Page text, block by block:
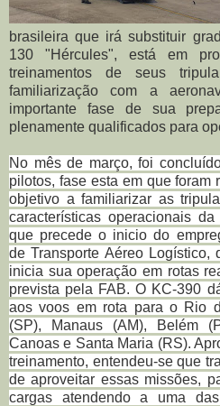
brasileira que irá substituir
130 "Hércules", está em
treinamentos de seus
familiarização com a
importante fase de sua
plenamente qualificados para
No mês de março, foi
pilotos, fase esta em que foram
objetivo a familiarizar as
características operacionais
que precede o inicio do
deTransporte Aéreo Logístico,
inicia sua operação em rotas
prevista pela FAB. O KC-390
aos voos em rota para o Rio
(SP), Manaus (AM), Belém
Canoas e Santa Maria (RS).
treinamento, entendeu-se que
de aproveitar essas missões,
cargas atendendo a uma